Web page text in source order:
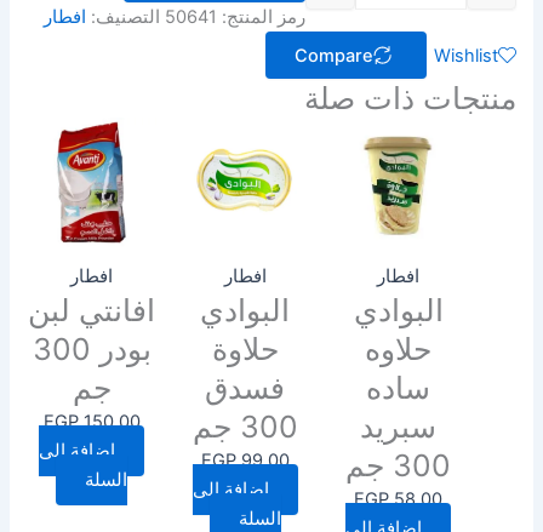
رمز المنتج: 50641 التصنيف: افطار
Wishlist
Compare
منتجات ذات صلة
افطار
البوادي
حلاوه
ساده
سبريد
300 جم
EGP58.00
افطار
البوادي
حلاوة
فسدق
300 جم
EGP99.00
إضافة إلى
السلة
افطار
افانتي لبن
بودر 300
جم
EGP150.00
إضافة إلى
السلة